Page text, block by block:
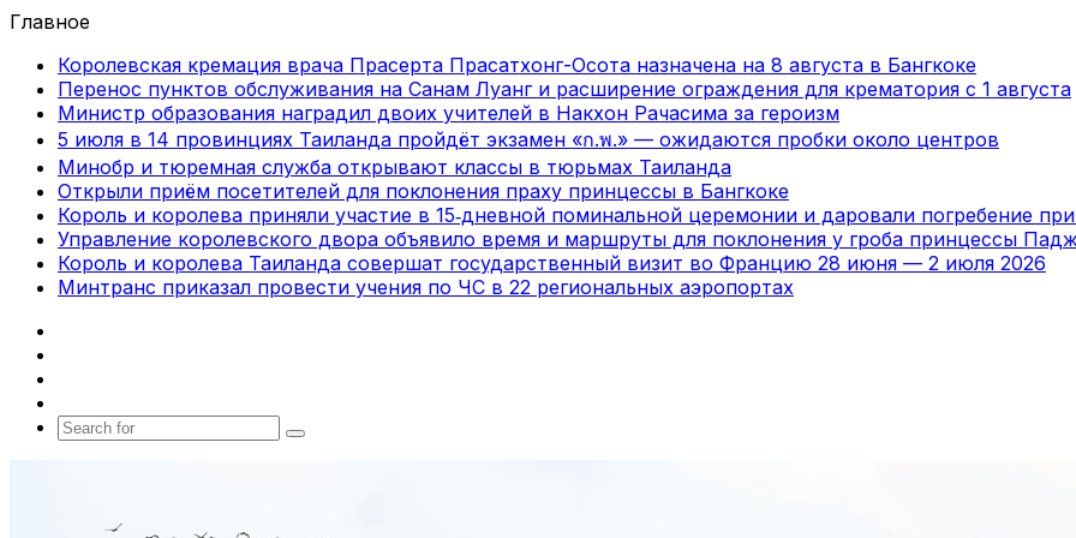
Главное
Королевская кремация врача Прасерта Прасатхонг-Осота назначена на 8 августа в Бангкоке
Перенос пунктов обслуживания на Санам Луанг и расширение ограждения для крематория с 1 августа
Министр образования наградил двоих учителей в Накхон Рачасима за героизм
5 июля в 14 провинциях Таиланда пройдёт экзамен «ก.พ.» — ожидаются пробки около центров
Минобр и тюремная служба открывают классы в тюрьмах Таиланда
Открыли приём посетителей для поклонения праху принцессы в Бангкоке
Король и королева приняли участие в 15‑дневной поминальной церемонии и даровали погребение
Управление королевского двора объявило время и маршруты для поклонения у гроба принцессы
Король и королева Таиланда совершат государственный визит во Францию 28 июня — 2 июля 2026
Минтранс приказал провести учения по ЧС в 22 региональных аэропортах
Search